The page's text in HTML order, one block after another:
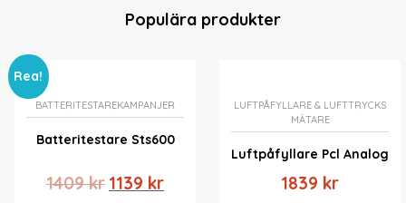
Populära produkter
Rea!
BATTERITESTAREKAMPANJER
Batteritestare Sts600
1409kr Det
1139 krDet
LUFTPÅFYLLARE & LUFTTRYCKS
MÄTARE
Luftpåfyllare Pcl Analog
1839 kr